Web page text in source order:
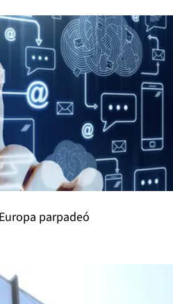
Europa parpadeó